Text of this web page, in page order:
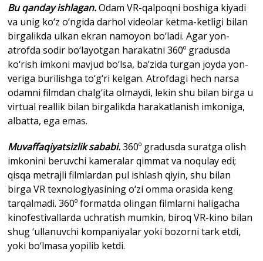
Bu qanday ishlagan.Odam VR-qalpoqni boshiga kiyadi
va unig ko‘z o‘ngida darhol videolar ketma-ketligi bilan
birgalikda ulkan ekran namoyon bo‘ladi. Agar yon-
atrofda sodir bo‘layotgan harakatni 360º gradusda
ko‘rish imkoni mavjud bo‘lsa, ba’zida turgan joyda yon-
veriga burilishga to‘g‘ri kelgan. Atrofdagi hech narsa
odamni filmdan chalg‘ita olmaydi, lekin shu bilan birga u
virtual reallik bilan birgalikda harakatlanish imkoniga,
albatta, ega emas.
Muvaffaqiyatsizlik sababi.360º gradusda suratga olish
imkonini beruvchi kameralar qimmat va noqulay edi;
qisqa metrajli filmlardan pul ishlash qiyin, shu bilan
birga VR texnologiyasining o‘zi omma orasida keng
tarqalmadi. 360º formatda olingan filmlarni haligacha
kinofestivallarda uchratish mumkin, biroq VR-kino bilan
shug ‘ullanuvchi kompaniyalar yoki bozorni tark etdi,
yoki bo‘lmasa yopilib ketdi.